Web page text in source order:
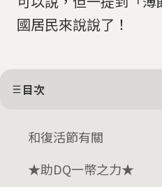
國居民來說說了！
目次
和復活節有關
★助DQ一幣之力★